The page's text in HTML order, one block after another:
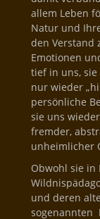
allem Leben
Natur und
den Verstand
Emotionen
tief in uns,
nur wieder
persönliche
sie uns
fremder,
unheimlicher
Obwohl sie in
und deren
sogenannten